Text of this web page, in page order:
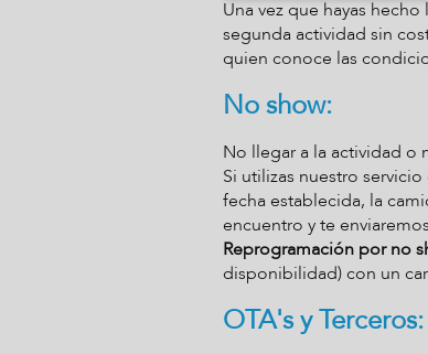
Una vez que hayas
segunda actividad sin
quien conoce las
No show:
No llegar a la actividad o
Si utilizas nuestro
fecha establecida, la
encuentro y te
Reprogramación por no
disponibilidad) con un
OTA's y Terceros: